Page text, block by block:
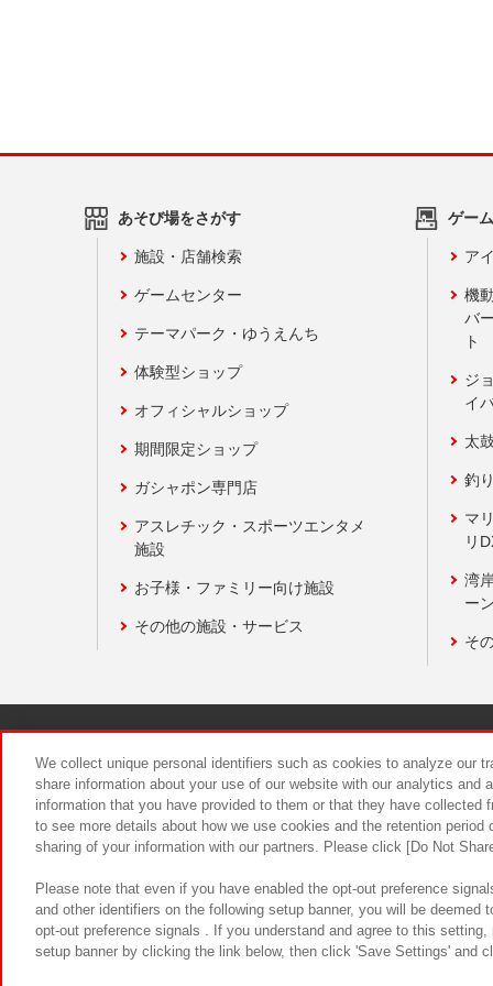
あそび場をさがす
施設・店舗検索
ゲームセンター
テーマパーク・ゆうえんち
体験型ショップ
オフィシャルショップ
期間限定ショップ
ガシャポン専門店
アスレチック・スポーツエンタメ
施設
お子様・ファミリー向け施設
その他の施設・サービス
ゲー
ア
機
バ
ト
ジ
イ
太
釣
マ
リ
湾
ー
そ
食品のご
We collect unique personal identifiers such as cookies to analyze our
share information about your use of our website with our analytics and
information that you have provided to them or that they have
to see more details about how we use cookies and the retention
sharing of your information with our partners. Please click [Do Not
Please note that even if you have enabled the opt-out preference
and other identifiers on the following setup banner, you will be
opt-out preference signals . If you understand and agree to this
setup banner by clicking the link below, then click 'Save Settings' and